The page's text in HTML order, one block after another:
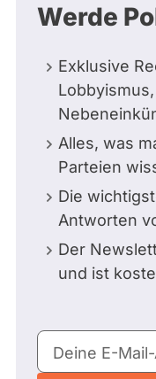
Werde
Exklusive
Alles, was
Parteien
Die
Antworten
Der
und ist
E-
Mail-
Deine E-